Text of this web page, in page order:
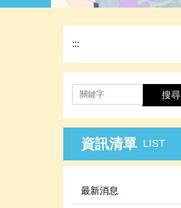
:::
搜尋
資訊清單 LIST
最新消息